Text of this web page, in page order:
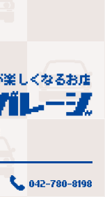
042-780-8198